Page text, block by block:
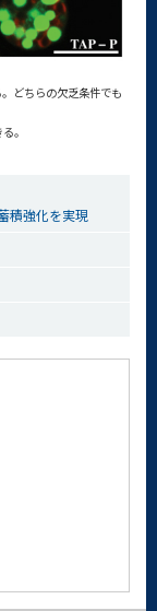
どちらの欠乏条件でも
。
積強化を実現